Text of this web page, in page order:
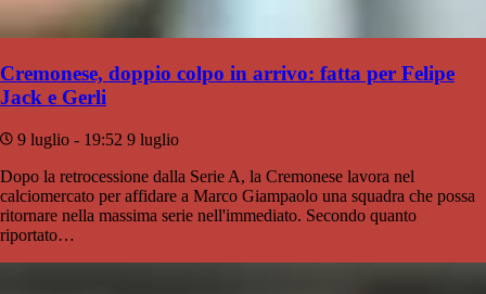
Cremonese, doppio colpo in arrivo: fatta per Felipe
Jack e Gerli
9 luglio - 19:52 9 luglio
Dopo la retrocessione dalla Serie A, la Cremonese lavora nel
calciomercato per affidare a Marco Giampaolo una squadra che possa
ritornare nella massima serie nell'immediato. Secondo quanto
riportato…